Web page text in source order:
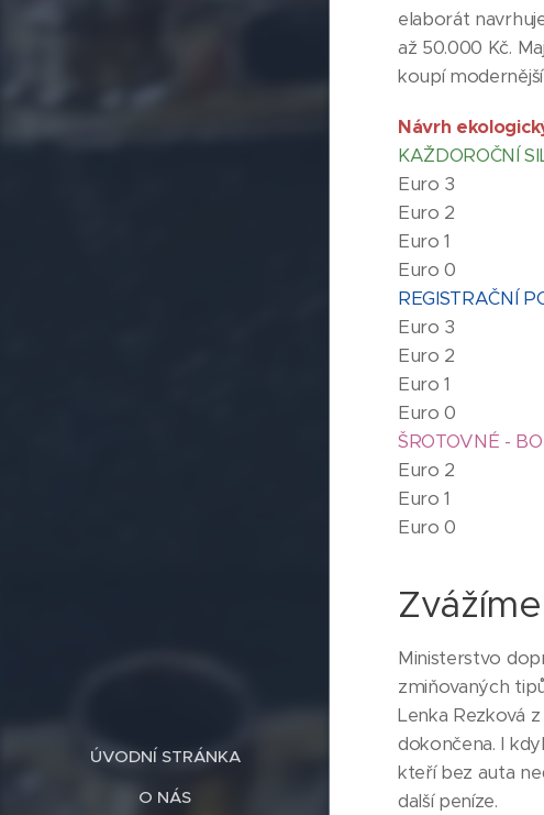
ÚVODNÍ STRÁNKA
O NÁS
elaborát
až 50.000 Kč.
koupí
Návrh
KAŽDOROČNÍ
Euro
Euro
REGISTRAČNÍ
Euro
Euro
Euro
ŠROTOVNÉ -
Euro
Euro
Euro
Ministerstvo
zmiňovaných
Lenka Rezková
dokončena. I
kteří bez auta
další peníze.